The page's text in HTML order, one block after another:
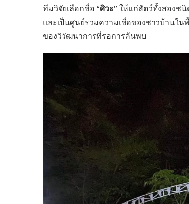
ทีมวิจัยเลือกชื่อ “ศิวะ” ให้แก่สัตว์ทั้งสองชนิ
และเป็นศูนย์รวมความเชื่อของชาวบ้านใน
ของวิวัฒนาการที่รอการค้นพบ